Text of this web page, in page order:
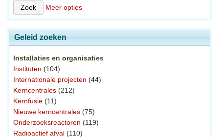
Meer opties
Geleid zoeken
Installaties en organisaties
Instituten (104)
Internationale projecten (44)
Kerncentrales (212)
Kernfusie (11)
Nieuwe kerncentrales (75)
Onderzoeksreactoren (119)
Radioactief afval (110)